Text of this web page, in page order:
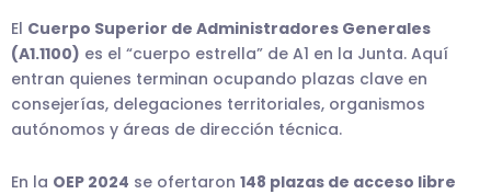
El Cuerpo Superior de Administradores Generales
(A1.1100) es el “cuerpo estrella” de A1 en la Junta. Aquí
entran quienes terminan ocupando plazas clave en
consejerías, delegaciones territoriales, organismos
autónomos y áreas de dirección técnica.
En la OEP 2024 se ofertaron 148 plazas de acceso libre